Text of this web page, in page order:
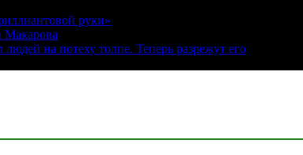
руки»
Макарова
на потеху толпе. Теперь разрежут его